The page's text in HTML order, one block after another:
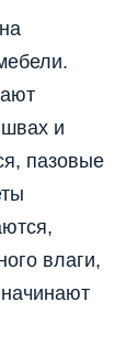
и
пазовые
влаги,